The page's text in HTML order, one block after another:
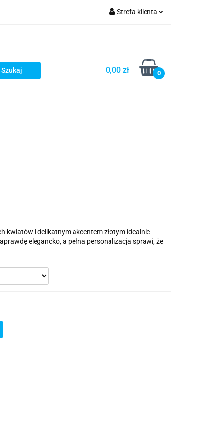
Strefa klienta
Dodaj zgłoszenie
Zgody cookies
0,00 zł 0
kwiatów i delikatnym akcentem złotym idealnie
elegancko, a pełna personalizacja sprawi, że